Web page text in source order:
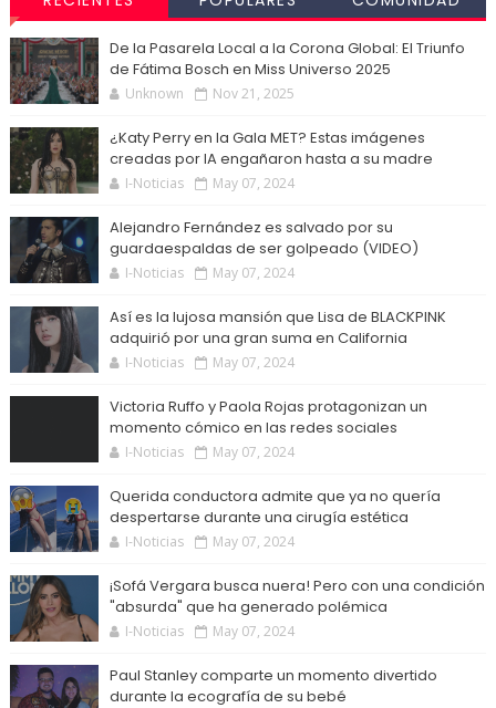
De la Pasarela Local a la Corona Global: El Triunfo
de Fátima Bosch en Miss Universo 2025
Unknown Nov 21, 2025
¿Katy Perry en la Gala MET? Estas imágenes
creadas por IA engañaron hasta a su madre
I-Noticias May 07, 2024
Alejandro Fernández es salvado por su
guardaespaldas de ser golpeado (VIDEO)
I-Noticias May 07, 2024
Así es la lujosa mansión que Lisa de BLACKPINK
adquirió por una gran suma en California
I-Noticias May 07, 2024
Victoria Ruffo y Paola Rojas protagonizan un
momento cómico en las redes sociales
I-Noticias May 07, 2024
Querida conductora admite que ya no quería
despertarse durante una cirugía estética
I-Noticias May 07, 2024
¡Sofá Vergara busca nuera! Pero con una condición
"absurda" que ha generado polémica
I-Noticias May 07, 2024
Paul Stanley comparte un momento divertido
durante la ecografía de su bebé